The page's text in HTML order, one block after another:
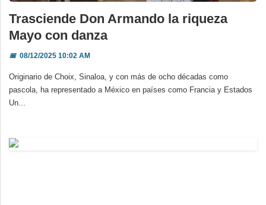
Trasciende Don Armando la riqueza
Mayo con danza
📅08/12/2025 10:02 AM
Originario de Choix, Sinaloa, y con más de ocho décadas como
pascola, ha representado a México en países como Francia y Estados
Un...